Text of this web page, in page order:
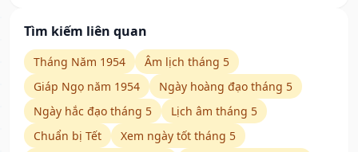
Tìm kiếm liên quan
Tháng Năm 1954
Âm lịch tháng 5
Giáp Ngọ năm 1954
Ngày hoàng đạo tháng 5
Ngày hắc đạo tháng 5
Lịch âm tháng 5
Chuẩn bị Tết
Xem ngày tốt tháng 5